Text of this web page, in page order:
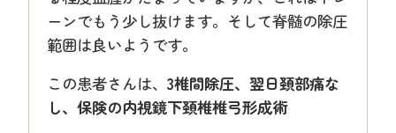
ーンでもう少し抜けます。そして脊髄の除圧
範囲は良いようです。
この患者さんは、3椎間除圧、翌日頚部痛な
し、保険の内視鏡下頚椎椎弓形成術